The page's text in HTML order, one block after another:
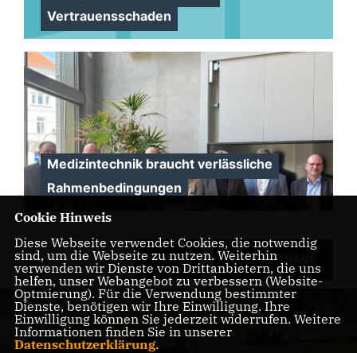
Vertrauensschaden
Medizintechnik braucht verlässliche
Rahmenbedingungen
ALLE BEITRÄGE
MEHR
Cookie Hinweis
Diese Webseite verwendet Cookies, die notwendig
sind, um die Webseite zu nutzen. Weiterhin
verwenden wir Dienste von Drittanbietern, die uns
helfen, unser Webangebot zu verbessern (Website-
Optmierung). Für die Verwendung bestimmter
Dienste, benötigen wir Ihre Einwilligung. Ihre
Einwilligung können Sie jederzeit widerrufen. Weitere
Informationen finden Sie in unserer
Datenschutzerklärung.